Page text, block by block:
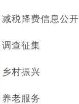
减税降费信息公开
调查征集
乡村振兴
养老服务